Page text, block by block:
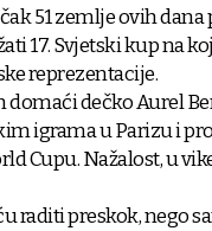
51 zemlje ovih dana
17. Svjetski kup na
reprezentacije.
domaći dečko Aurel
igrama u Parizu i
Cupu. Nažalost, u
raditi preskok, nego